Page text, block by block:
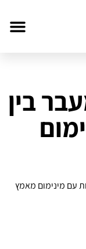
בין
עם מינימום מאמץ